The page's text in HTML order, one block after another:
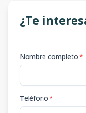
¿Te
Nombre completo*
Teléfono*